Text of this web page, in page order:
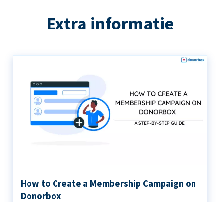
Extra informatie
How to Create a Membership Campaign on
Donorbox